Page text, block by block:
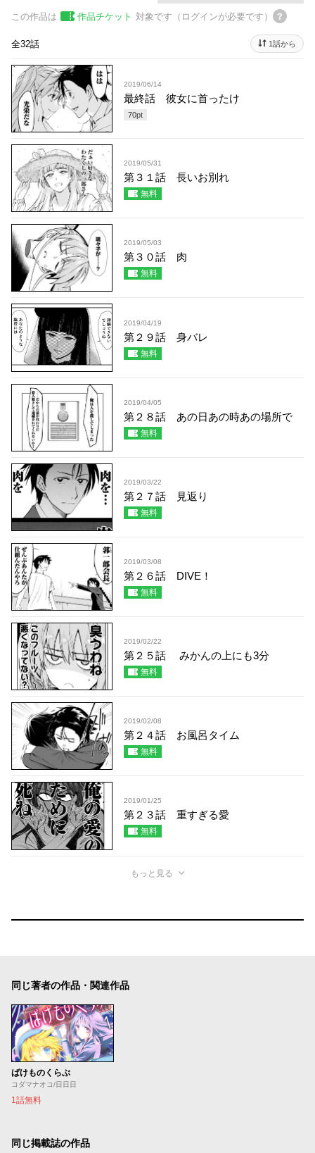
この作品は 作品チケット 対象です（ログインが必要です）
全32話 1話から
2019/06/14
最終話 彼女に首ったけ
70pt
2019/05/31
第３１話 長いお別れ
無料
2019/05/03
第３０話 肉
無料
2019/04/19
第２９話 身バレ
無料
2019/04/05
第２８話 あの日あの時あの場所で
無料
2019/03/22
第２７話 見返り
無料
2019/03/08
第２６話 DIVE！
無料
2019/02/22
第２５話 みかんの上にも3分
無料
2019/02/08
第２４話 お風呂タイム
無料
2019/01/25
第２３話 重すぎる愛
無料
もっと見る
同じ著者の作品・関連作品
ばけものくらぶ
コダマナオコ/日日日
1話無料
同じ掲載誌の作品